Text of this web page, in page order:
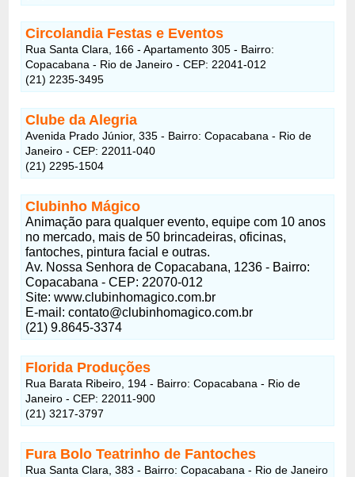
Circolandia Festas e Eventos
Rua Santa Clara, 166 - Apartamento 305 - Bairro:
Copacabana - Rio de Janeiro - CEP: 22041-012
(21) 2235-3495
Clube da Alegria
Avenida Prado Júnior, 335 - Bairro: Copacabana - Rio de
Janeiro - CEP: 22011-040
(21) 2295-1504
Clubinho Mágico
Animação para qualquer evento, equipe com 10 anos
no mercado, mais de 50 brincadeiras, oficinas,
fantoches, pintura facial e outras.
Av. Nossa Senhora de Copacabana, 1236 - Bairro:
Copacabana - CEP: 22070-012
Site: www.clubinhomagico.com.br
E-mail: contato@clubinhomagico.com.br
(21) 9.8645-3374
Florida Produções
Rua Barata Ribeiro, 194 - Bairro: Copacabana - Rio de
Janeiro - CEP: 22011-900
(21) 3217-3797
Fura Bolo Teatrinho de Fantoches
Rua Santa Clara, 383 - Bairro: Copacabana - Rio de Janeiro